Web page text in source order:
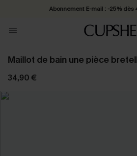
Abonnement E-mail : -25% dès
Maillot de bain une pièce
34,90 €